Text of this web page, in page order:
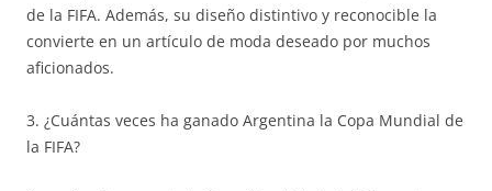
de la FIFA. Además, su diseño distintivo y reconocible la
convierte en un artículo de moda deseado por muchos
aficionados.
3. ¿Cuántas veces ha ganado Argentina la Copa Mundial de
la FIFA?